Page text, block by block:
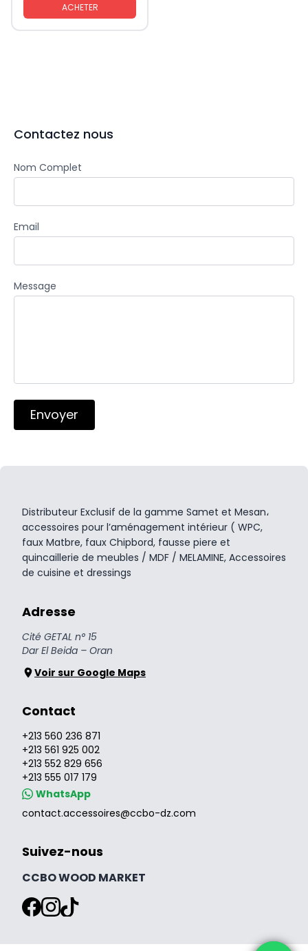
ACHETER
Contactez nous
Nom Complet
Email
Message
Envoyer
Distributeur Exclusif de la gamme Samet et Mesan،
accessoires pour l’aménagement intérieur ( WPC,
faux Matbre, faux Chipbord, fausse piere et
quincaillerie de meubles / MDF / MELAMINE, Accessoires
de cuisine et dressings
Adresse
Cité GETAL n° 15
Dar El Beida – Oran
Voir sur Google Maps
Contact
+213 560 236 871
+213 561 925 002
+213 552 829 656
+213 555 017 179
WhatsApp
contact.accessoires@ccbo-dz.com
Suivez-nous
CCBO WOOD MARKET